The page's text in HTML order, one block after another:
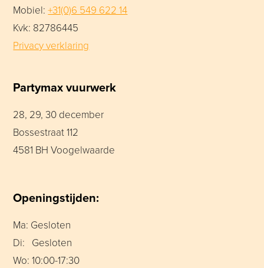
Mobiel:+31(0)6 549 622 14
Kvk: 82786445
Privacy verklaring
Partymax vuurwerk
28, 29, 30 december
Bossestraat 112
4581 BH Voogelwaarde
Openingstijden:
Ma: Gesloten
Di: Gesloten
Wo: 10:00-17:30